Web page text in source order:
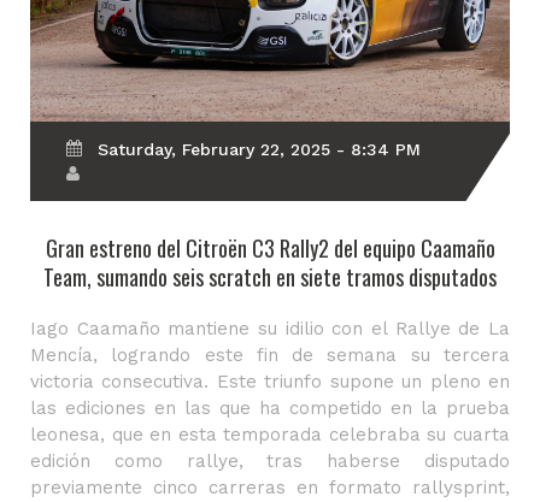
Saturday, February 22, 2025 - 8:34 PM
Gran estreno del Citroën C3 Rally2 del equipo Caamaño
Team, sumando seis scratch en siete tramos disputados
Iago Caamaño mantiene su idilio con el Rallye de La
Mencía, logrando este fin de semana su tercera
victoria consecutiva. Este triunfo supone un pleno en
las ediciones en las que ha competido en la prueba
leonesa, que en esta temporada celebraba su cuarta
edición como rallye, tras haberse disputado
previamente cinco carreras en formato rallysprint,